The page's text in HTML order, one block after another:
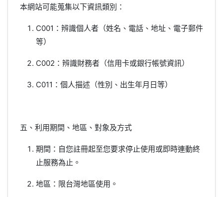
本網站可能蒐集以下資訊類別：
C001：辨識個人者（姓名、電話、地址、電子郵件
等）
C002：辨識財務者（信用卡或銀行帳號資訊）
C011：個人描述（性別、出生年月日等）
五、利用期間、地區、對象及方式
期間：自您註冊起至您要求停止使用或即時連動終
止服務為止。
地區：限台灣地區使用。